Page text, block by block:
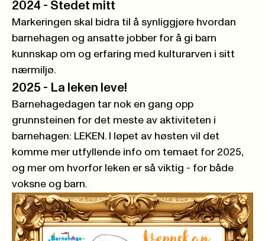
2024 - Stedet mitt
Markeringen skal bidra til å synliggjøre hvordan
barnehagen og ansatte jobber for å gi barn
kunnskap om og erfaring med kulturarven i sitt
nærmiljø.
2025 - La leken leve!
Barnehagedagen tar nok en gang opp
grunnsteinen for det meste av aktiviteten i
barnehagen: LEKEN. I løpet av høsten vil det
komme mer utfyllende info om temaet for 2025,
og mer om hvorfor leken er så viktig - for både
voksne og barn.